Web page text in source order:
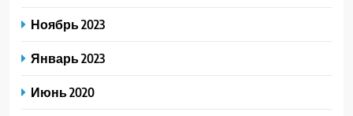
Ноябрь 2023
Январь 2023
Июнь 2020